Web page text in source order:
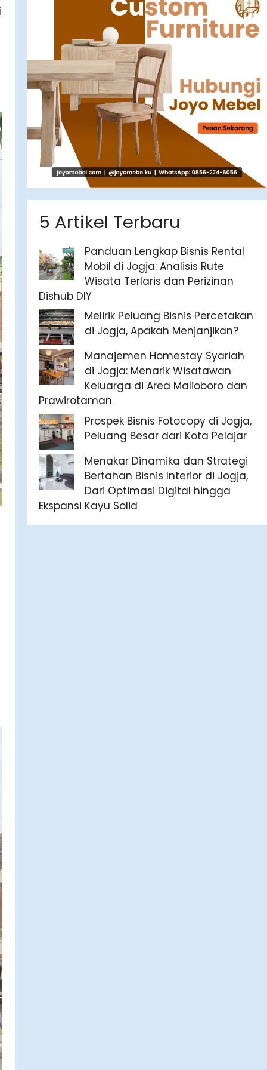
5 Artikel Terbaru
Panduan Lengkap Bisnis Rental
Mobil di Jogja: Analisis Rute
Wisata Terlaris dan Perizinan
Dishub DIY
Melirik Peluang Bisnis Percetakan
di Jogja, Apakah Menjanjikan?
Manajemen Homestay Syariah
di Jogja: Menarik Wisatawan
Keluarga di Area Malioboro dan
Prawirotaman
Prospek Bisnis Fotocopy di Jogja,
Peluang Besar dari Kota Pelajar
Menakar Dinamika dan Strategi
Bertahan Bisnis Interior di Jogja,
Dari Optimasi Digital hingga
Ekspansi Kayu Solid